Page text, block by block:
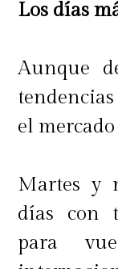
Los días
Aunque
el
Martes y
días con
para